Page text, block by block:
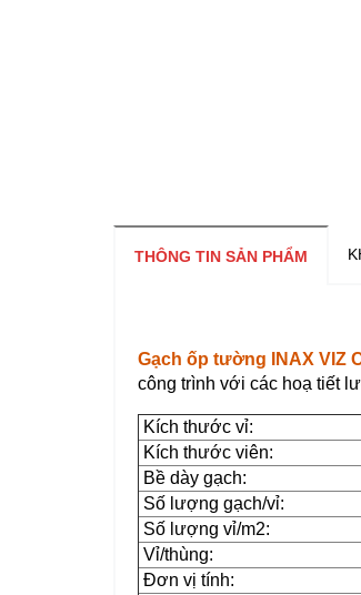
THÔNG TIN SẢN PHẨM
Gạch ốp tường INAX VIZ
công trình với các hoạ tiết
Kích thước vỉ:
Kích thước viên:
Bề dày gạch:
Số lượng gạch/vỉ:
Số lượng vỉ/m2:
Vỉ/thùng:
Đơn vị tính: